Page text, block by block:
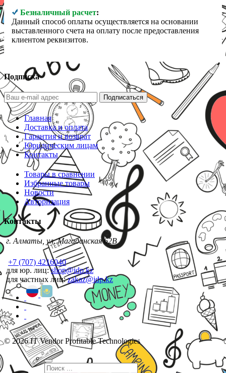
Безналичный расчет:
Данный способ оплаты осуществляется на основании
выставленного счета на оплату после предоставления
клиентом реквизитов.
Подписка
Подписаться
Главная
Доставка и оплата
Гарантия и возврат
Юридическим лицам
Контакты
Товары в сравнении
Избранные товары
Новости
Авторизация
Контакты
г. Алматы, ул. Магаданская 62В
+7 (707) 4216040
для юр. лиц:shop@idp.kz
для частных лиц:zakaz@idp.kz
© 2026 IT Vendor Profitable Technologies